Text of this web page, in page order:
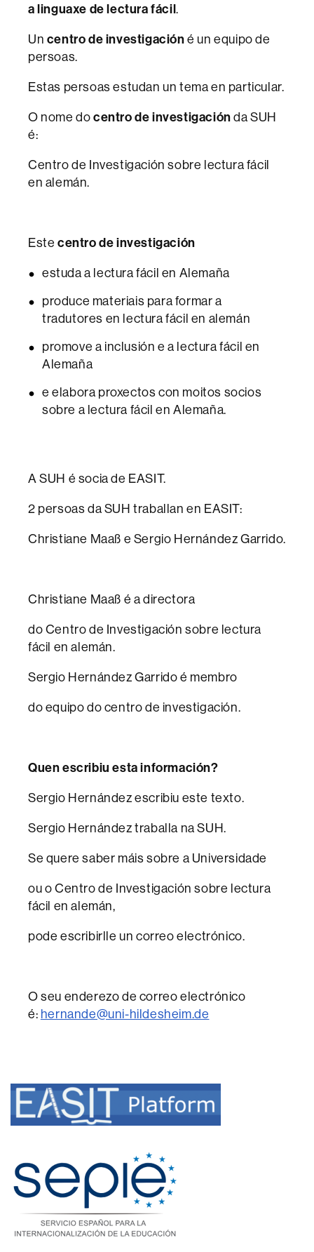
a linguaxe de lectura fácil.
Un centro de investigacióné un equipo de
persoas.
Estas persoas estudan un tema en particular.
O nome docentro de investigaciónda SUH
é:
Centro de Investigación sobre lectura fácil
en alemán.
Este centro de investigación
estuda a lectura fácil en Alemaña
produce materiais para formar a
tradutores en lectura fácil en alemán
promove a inclusión e a lectura fácil en
Alemaña
e elabora proxectos con moitos socios
sobre a lectura fácil en Alemaña.
A SUH é socia de EASIT.
2 persoas da SUH traballan en EASIT:
Christiane Maaß e Sergio Hernández Garrido.
Christiane Maaß é a directora
do Centro de Investigación sobre lectura
fácil en alemán.
Sergio Hernández Garrido é membro
do equipo do centro de investigación.
Quen escribiu esta información?
Sergio Hernández escribiu este texto.
Sergio Hernández traballa na SUH.
Se quere saber máis sobre a Universidade
ou o Centro de Investigación sobre lectura
fácil en alemán,
pode escribirlle un correo electrónico.
O seu enderezo de correo electrónico
é: hernande@uni-hildesheim.de